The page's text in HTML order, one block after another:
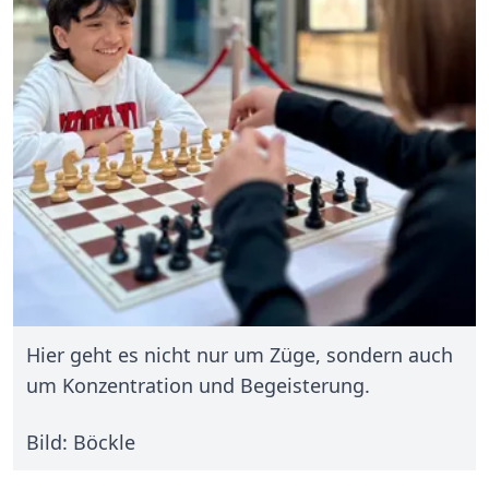
Hier geht es nicht nur um Züge, sondern auch
um Konzentration und Begeisterung.
Bild: Böckle